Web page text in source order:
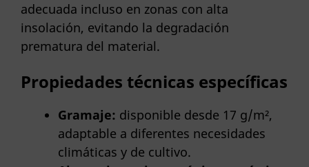
adecuada incluso en zonas con alta
insolación, evitando la degradación
prematura del material.
Propiedades técnicas específicas
Gramaje: disponible desde 17 g/m²,
adaptable a diferentes necesidades
climáticas y de cultivo.